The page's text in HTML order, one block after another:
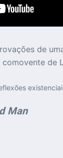
de
de
Man